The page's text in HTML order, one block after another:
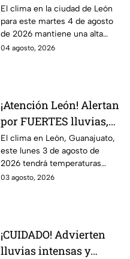
ALTA probabilidad de
lluvia HOY martes, por
inestabilidad
atmosférica
El clima en la ciudad de León
para este martes 4 de agosto
de 2026 mantiene una alta
probabilidad de lluvia, de
04 agosto, 2026
¡Atención León! Alertan
por FUERTES lluvias,
tormentas y posible
granizo en Guanajuato
HOY lunes: HORA
EXACTA
El clima en León, Guanajuato,
este lunes 3 de agosto de
2026 tendrá temperaturas
cálidas, posibles lluvias
03 agosto, 2026
¡CUIDADO! Advierten
lluvias intensas y